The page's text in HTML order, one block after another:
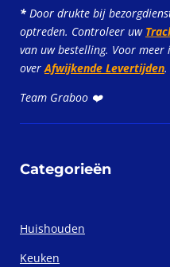
e
n
* Door drukte bij
optreden. Controleer uw
van uw bestelling. Voor
overAfwijkende Levertijden.
Team Graboo ❤️
Categorieën
Huishouden
Keuken